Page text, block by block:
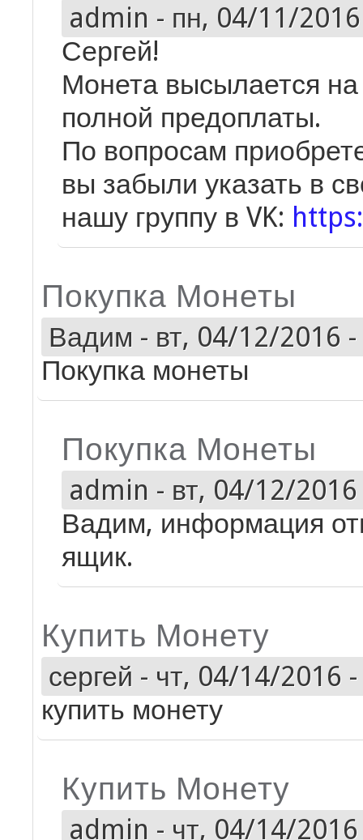
admin - пн, 04/11/
Сергей!
Монета высылается
полной предоплаты.
По вопросам
вы забыли указать в
нашу группу в VK:
Покупка Монеты
Вадим - вт, 04/12/2016
Покупка монеты
Покупка Монеты
admin - вт, 04/12/
Вадим, информация
ящик.
Купить Монету
сергей - чт, 04/14/2016
купить монету
Купить Монету
admin - чт, 04/14/